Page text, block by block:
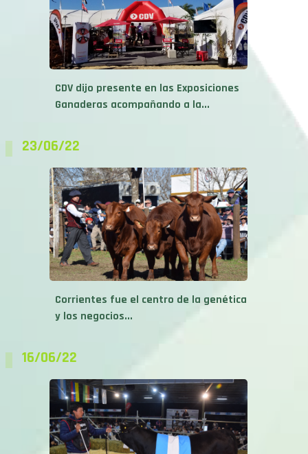
CDV dijo presente en las Exposiciones
Ganaderas acompañando a la...
23/06/22
Corrientes fue el centro de la genética
y los negocios...
16/06/22